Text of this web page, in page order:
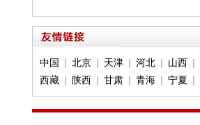
中国 | 北京| 天津| 河北| 山西|
西藏| 陕西| 甘肃| 青海| 宁夏 |